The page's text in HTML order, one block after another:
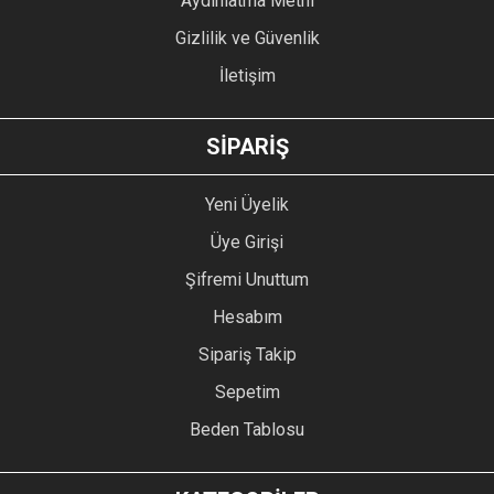
GÖNDER
Gizlilik ve Güvenlik
İletişim
SİPARİŞ
Yeni Üyelik
Üye Girişi
Şifremi Unuttum
Hesabım
Sipariş Takip
Sepetim
Beden Tablosu